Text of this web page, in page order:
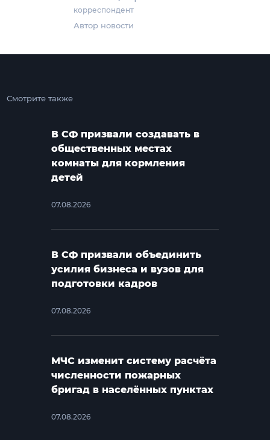
корреспондент
Автор новости
Смотрите также
В СФ призвали создавать в
общественных местах
комнаты для кормления
детей
07.08.2026
В СФ призвали объединить
усилия бизнеса и вузов для
подготовки кадров
07.08.2026
МЧС изменит систему расчёта
численности пожарных
бригад в населённых пунктах
07.08.2026